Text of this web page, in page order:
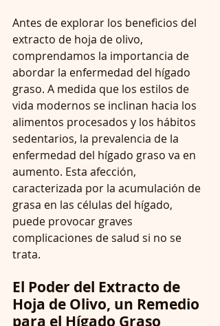
Antes de explorar los beneficios del
extracto de hoja de olivo,
comprendamos la importancia de
abordar la enfermedad del hígado
graso. A medida que los estilos de
vida modernos se inclinan hacia los
alimentos procesados ​​y los hábitos
sedentarios, la prevalencia de la
enfermedad del hígado graso va en
aumento. Esta afección,
caracterizada por la acumulación de
grasa en las células del hígado,
puede provocar graves
complicaciones de salud si no se
trata.
El Poder del Extracto de
Hoja de Olivo, un Remedio
para el Hígado Graso